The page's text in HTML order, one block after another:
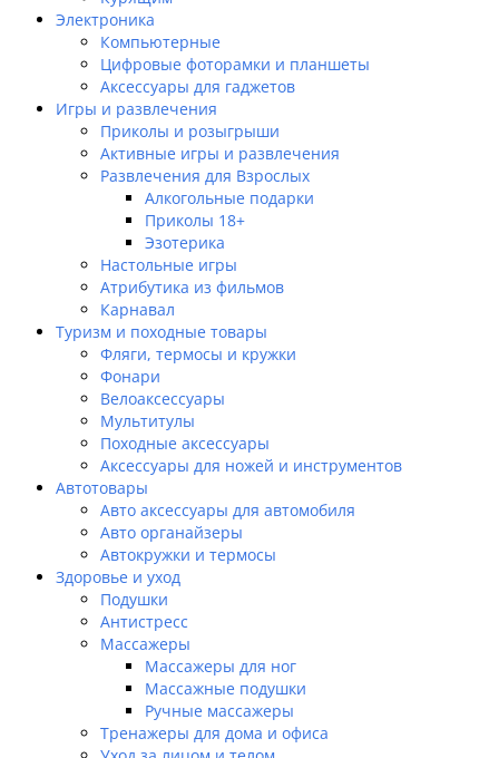
Электроника
Компьютерные
Цифровые фоторамки и планшеты
Аксессуары для гаджетов
Игры и развлечения
Приколы и розыгрыши
Активные игры и развлечения
Развлечения для Взрослых
Алкогольные подарки
Приколы 18+
Эзотерика
Настольные игры
Атрибутика из фильмов
Карнавал
Туризм и походные товары
Фляги, термосы и кружки
Фонари
Велоаксессуары
Мультитулы
Походные аксессуары
Аксессуары для ножей и инструментов
Автотовары
Авто аксессуары для автомобиля
Авто органайзеры
Автокружки и термосы
Здоровье и уход
Подушки
Антистресс
Массажеры
Массажеры для ног
Массажные подушки
Ручные массажеры
Тренажеры для дома и офиса